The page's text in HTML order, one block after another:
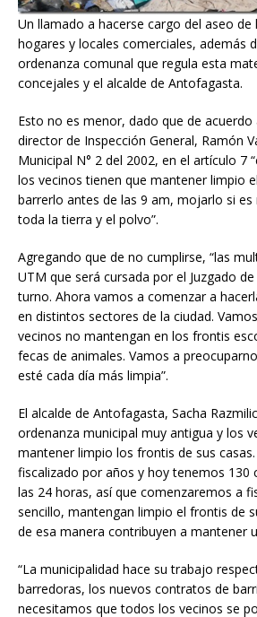
Un llamado a hacerse cargo del aseo de
hogares y locales comerciales, además
ordenanza comunal que regula esta
concejales y el alcalde de Antofagasta.
Esto no es menor, dado que de
director de Inspección General, Ramón
Municipal N° 2 del 2002, en el artículo 7
los vecinos tienen que mantener limpio
barrerlo antes de las 9 am, mojarlo si es
toda la tierra y el polvo”.
Agregando que de no cumplirse, “las
UTM que será cursada por el Juzgado
turno. Ahora vamos a comenzar a
en distintos sectores de la ciudad.
vecinos no mantengan en los frontis
fecas de animales. Vamos a
esté cada día más limpia”.
El alcalde de Antofagasta, Sacha
ordenanza municipal muy antigua y los
mantener limpio los frontis de sus
fiscalizado por años y hoy tenemos 130
las 24 horas, así que comenzaremos a
sencillo, mantengan limpio el frontis de
de esa manera contribuyen a mantener
“La municipalidad hace su trabajo
barredoras, los nuevos contratos de
necesitamos que todos los vecinos se